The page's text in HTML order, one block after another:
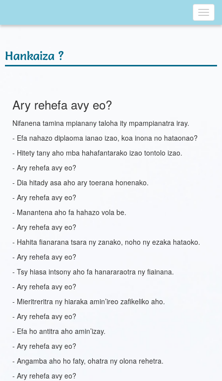
Hankaiza ?
Ary rehefa avy eo?
Nifanena tamina mpianany taloha ity mpampianatra iray.
- Efa nahazo diplaoma ianao izao, koa inona no hataonao?
- Hitety tany aho mba hahafantarako izao tontolo izao.
- Ary rehefa avy eo?
- Dia hitady asa aho ary toerana honenako.
- Ary rehefa avy eo?
- Manantena aho fa hahazo vola be.
- Ary rehefa avy eo?
- Hahita fianarana tsara ny zanako, noho ny ezaka hataoko.
- Ary rehefa avy eo?
- Tsy hiasa intsony aho fa hanararaotra ny fiainana.
- Ary rehefa avy eo?
- Mieritreritra ny hiaraka amin’ireo zafikeliko aho.
- Ary rehefa avy eo?
- Efa ho antitra aho amin’izay.
- Ary rehefa avy eo?
- Angamba aho ho faty, ohatra ny olona rehetra.
- Ary rehefa avy eo?